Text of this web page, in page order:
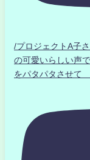
/プロジェクトA
の可愛いらしい声
をパタパタさせて